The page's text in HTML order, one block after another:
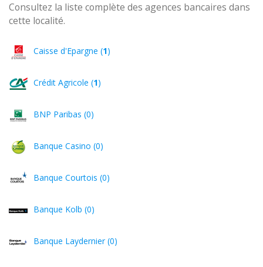
Consultez la liste complète des agences bancaires dans
cette localité.
Caisse d'Epargne (1)
Crédit Agricole (1)
BNP Paribas (0)
Banque Casino (0)
Banque Courtois (0)
Banque Kolb (0)
Banque Laydernier (0)